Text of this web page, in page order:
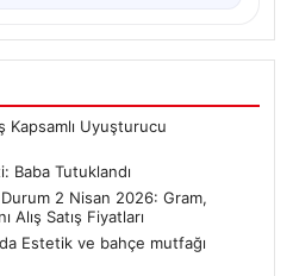
Kapsamlı Uyuşturucu
Baba Tutuklandı
Durum 2 Nisan 2026: Gram,
Alış Satış Fiyatları
Estetik ve bahçe mutfağı